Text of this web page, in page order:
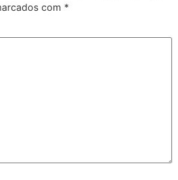
com *